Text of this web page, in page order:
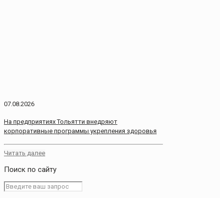
07.08.2026
На предприятиях Тольятти внедряют
корпоративные программы укрепления здоровья
Читать далее
Поиск по сайту